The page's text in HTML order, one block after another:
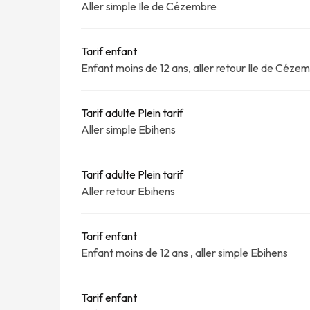
Aller simple Ile de Cézembre
Tarif enfant
Enfant moins de 12 ans, aller retour Ile de
Tarif adulte Plein tarif
Aller simple Ebihens
Tarif adulte Plein tarif
Aller retour Ebihens
Tarif enfant
Enfant moins de 12 ans , aller simple Ebihens
Tarif enfant